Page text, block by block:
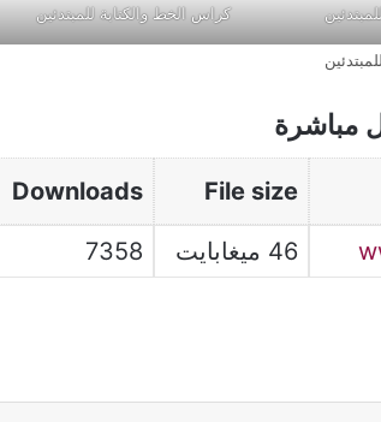
كراس الخط والكتابة للمبتدئين
مباشرة
File size
Downloads
46 ميغابايت 7358